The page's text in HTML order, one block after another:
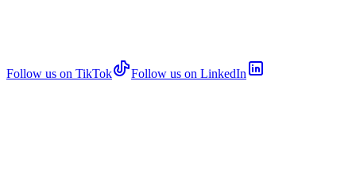
Follow us on TikTok Follow us on LinkedIn